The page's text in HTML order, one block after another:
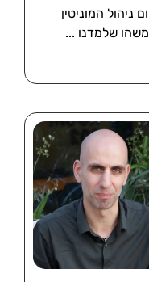
ניהול המוניטין
שלמדנו